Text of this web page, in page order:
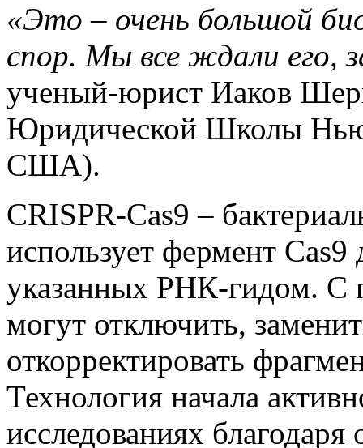
«Это – очень большой
спор. Мы все ждали его,
ученый-юрист Иаков
Юридической Школы
США).
CRISPR-Cas9 –
использует фермент
указанных РНК-гидом. С
могут отключить,
откорректировать
Технология начала
исследованиях